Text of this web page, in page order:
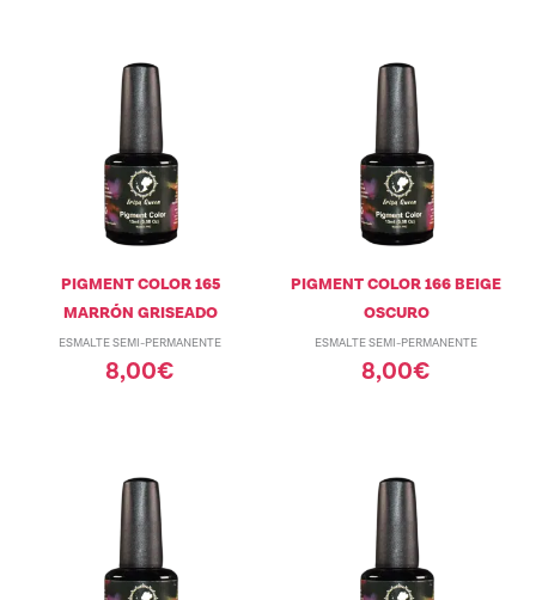
PIGMENT COLOR 165
MARRÓN GRISEADO
ESMALTE SEMI-PERMANENTE
8,00€
PIGMENT COLOR 166 BEIGE
OSCURO
ESMALTE SEMI-PERMANENTE
8,00€